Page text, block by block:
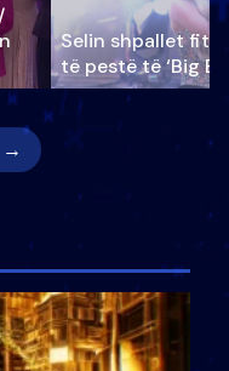
Selin shpallet
të pestë të ‘Big
→